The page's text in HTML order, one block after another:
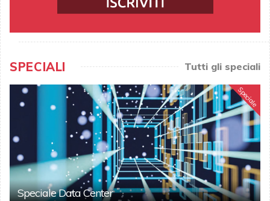
SPECIALI Tutti gli speciali
Speciale
Speciale Data Center